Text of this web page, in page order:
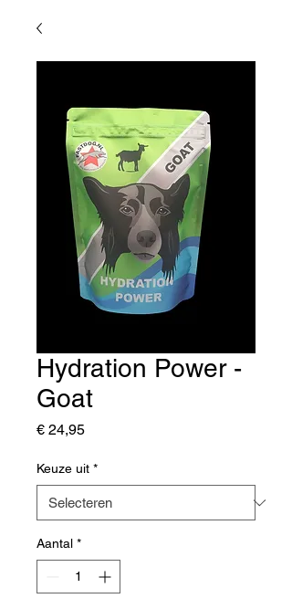
Hydration Power -
Goat
€ 24,95Prijs
Keuze uit *
Aantal *